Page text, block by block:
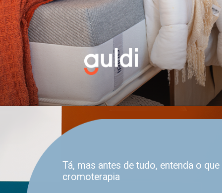
Tá, mas antes de tudo, entenda o que
cromoterapia